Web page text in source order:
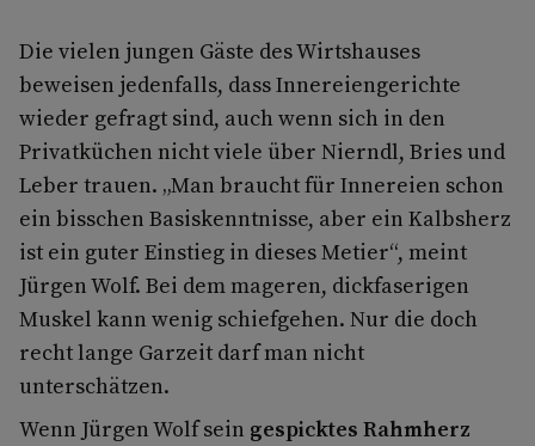
Die vielen jungen Gäste des Wirtshauses
beweisen jedenfalls, dass Innereiengerichte
wieder gefragt sind, auch wenn sich in den
Privatküchen nicht viele über Nierndl, Bries und
Leber trauen. „Man braucht für Innereien schon
ein bisschen Basiskenntnisse, aber ein Kalbsherz
ist ein guter Einstieg in dieses Metier“, meint
Jürgen Wolf. Bei dem mageren, dickfaserigen
Muskel kann wenig schiefgehen. Nur die doch
recht lange Garzeit darf man nicht
unterschätzen.
Wenn Jürgen Wolf sein gespicktes Rahmherz